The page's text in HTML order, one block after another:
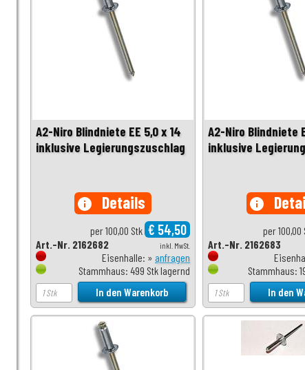
A2-Niro Blindniete EE 5,0 x 14
inklusive Legierungszuschlag
info Details
per 100,00 Stk € 54,50
inkl. MwSt.
Art.-Nr. 2162682
Eisenhalle: » anfragen
Stammhaus: 499 Stk lagernd
A2-Niro Blindniete
inklusive
info
per 100,00
Art.-Nr. 2162683
Stammhaus: